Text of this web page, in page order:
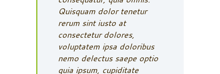
Quisquam dolor tenetur
rerum sint iusto at
consectetur dolores,
voluptatem ipsa doloribus
nemo delectus saepe optio
quia ipsum, cupiditate